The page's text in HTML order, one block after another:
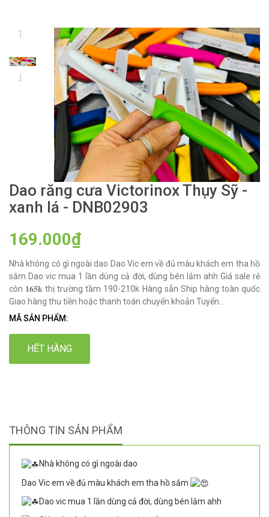
Dao răng cưa Victorinox Thụy Sỹ -
xanh lá - DNB02903
169.000₫
Nhà không có gì ngoài dao Dao Vic em về đủ màu khách em tha hồ
sắm Dao vic mua 1 lần dùng cả đời, dùng bén lắm ahh Giá sale rẻ
còn 𝟏𝟔𝟓𝐤 thị trường tầm 190-210k Hàng sẵn Ship hàng toàn quốc
Giao hàng thu tiền hoặc thanh toán chuyển khoản Tuyển...
MÃ SẢN PHẨM:
HẾT HÀNG
THÔNG TIN SẢN PHẨM
Nhà không có gì ngoài dao
Dao Vic em về đủ màu khách em tha hồ sắm
Dao vic mua 1 lần dùng cả đời, dùng bén lắm ahh